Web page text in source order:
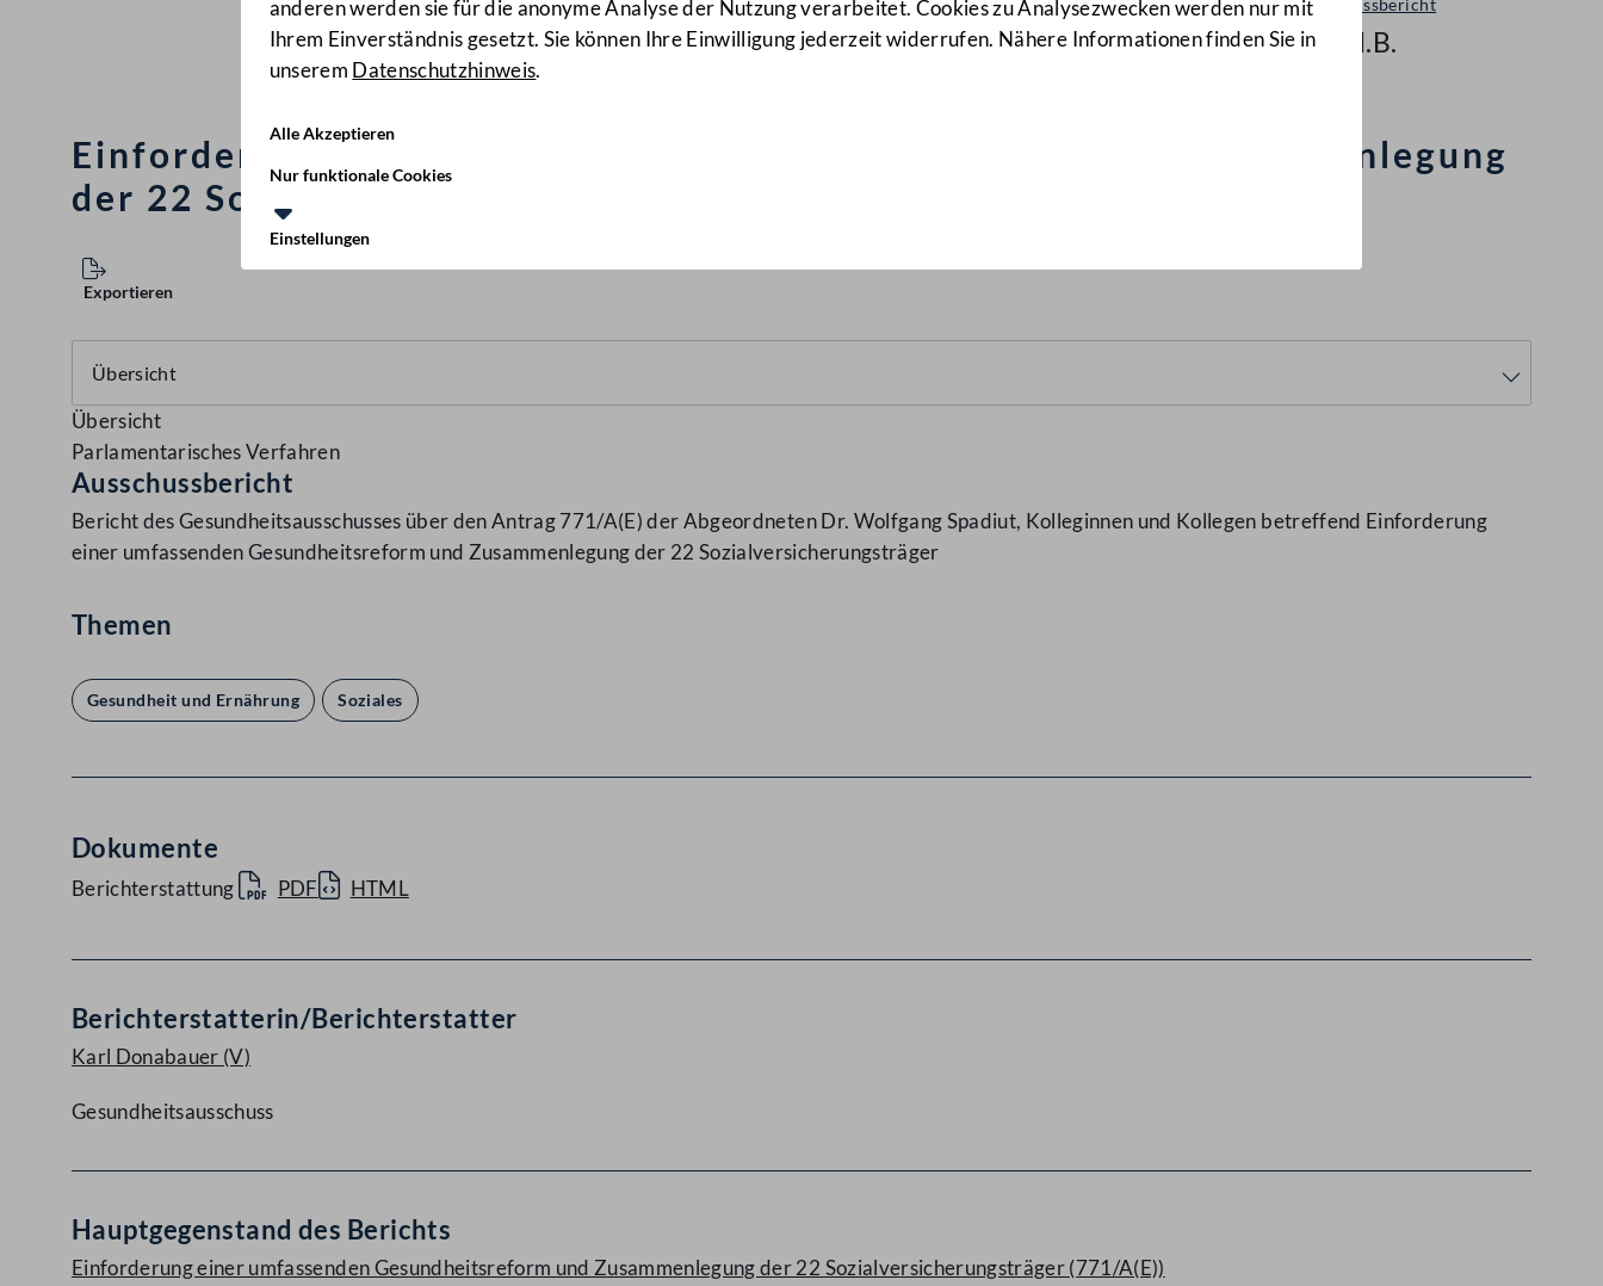
anderen werden sie für die anonyme Analyse der Nutzung verarbeitet. Cookies zu Analysezwecken werden nur mit
Ihrem Einverständnis gesetzt. Sie können Ihre Einwilligung jederzeit widerrufen. Nähere Informationen finden Sie in
unserem Datenschutzhinweis.
Alle Akzeptieren
Nur funktionale Cookies
Einstellungen
Ausschussbericht
961 d.B.
Einforderung einer umfassenden Gesundheitsreform und Zusammenlegung
der 22 Sozialversicherungsträger
Exportieren
Übersicht
Parlamentarisches Verfahren
Ausschussbericht
Bericht des Gesundheitsausschusses über den Antrag 771/A(E) der Abgeordneten Dr. Wolfgang Spadiut, Kolleginnen und Kollegen betreffend Einforderung
einer umfassenden Gesundheitsreform und Zusammenlegung der 22 Sozialversicherungsträger
Themen
Gesundheit und Ernährung Soziales
Dokumente
Berichterstattung PDF HTML
Berichterstatterin/Berichterstatter
Karl Donabauer (V)
Gesundheitsausschuss
Hauptgegenstand des Berichts
Einforderung einer umfassenden Gesundheitsreform und Zusammenlegung der 22 Sozialversicherungsträger (771/A(E))